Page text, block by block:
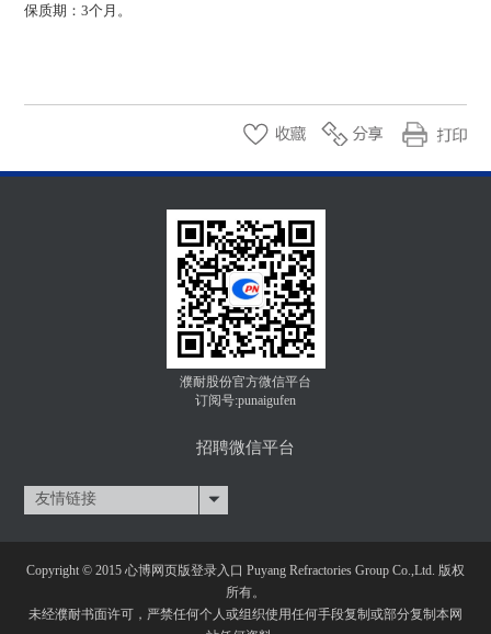
保质期：3个月。
濮耐股份官方微信平台
订阅号:punaigufen
招聘微信平台
友情链接
Copyright © 2015 心博网页版登录入口 Puyang Refractories Group Co.,Ltd. 版权
所有。
未经濮耐书面许可，严禁任何个人或组织使用任何手段复制或部分复制本网